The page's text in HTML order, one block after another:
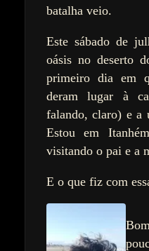
batalha veio.
Este sábado de
oásis no deserto
primeiro dia em
deram lugar à
falando, claro) e a
Estou em
visitando o pai e a
E o que fiz com